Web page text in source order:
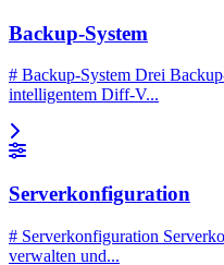
Backup-System
# Backup-System Drei
intelligentem Diff-V...
Serverkonfiguration
# Serverkonfiguration
verwalten und...